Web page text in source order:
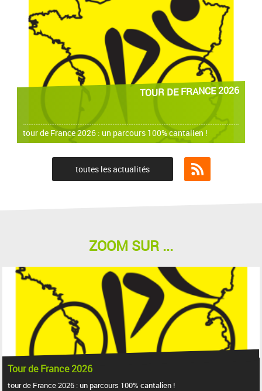
TOUR DE FRANCE 2026
tour de France 2026 : un parcours 100% cantalien !
toutes les actualités
ZOOM SUR ...
Tour de France 2026
tour de France 2026 : un parcours 100% cantalien !